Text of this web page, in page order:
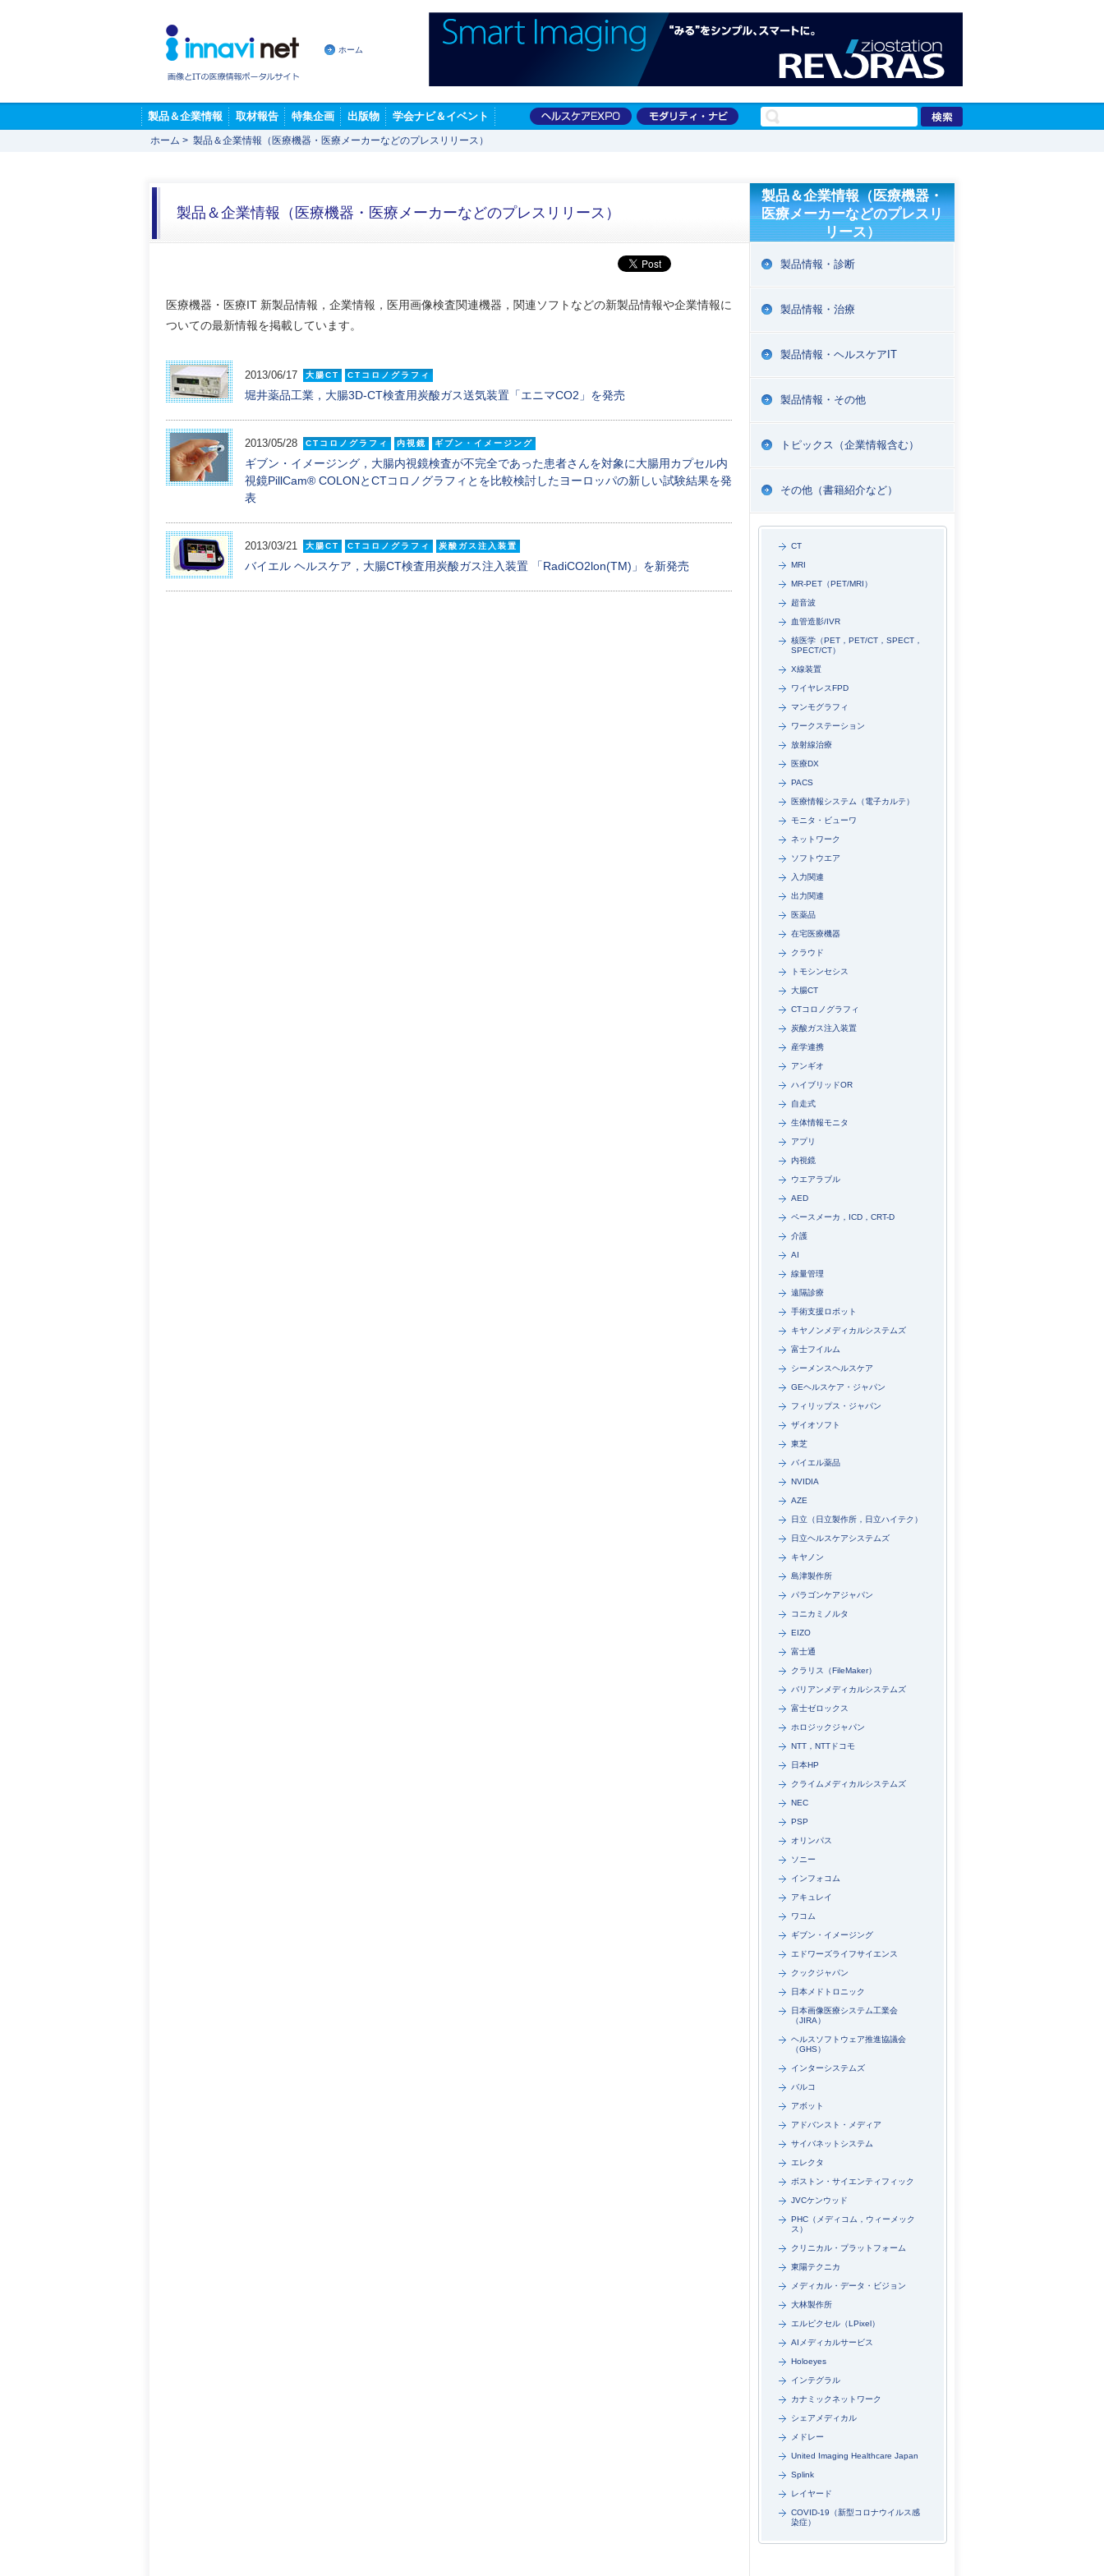
ホーム
製品＆企業情報 取材報告 特集企画 出版物 学会ナビ＆イベント
ホーム > 製品＆企業情報（医療機器・医療メーカーなどのプレスリリース）
製品＆企業情報（医療機器・医療メーカーなどのプレスリリース）
医療機器・医療IT 新製品情報，企業情報，医用画像検査関連機器，関連ソフトなどの新製品情報や企業情報に
ついての最新情報を掲載しています。
2013/06/17 大腸CT CTコロノグラフィ
堀井薬品工業，大腸3D-CT検査用炭酸ガス送気装置「エニマCO2」を発売
2013/05/28 CTコロノグラフィ 内視鏡 ギブン・イメージング
ギブン・イメージング，大腸内視鏡検査が不完全であった患者さんを対象に大腸用カプセル内
視鏡PillCam® COLONとCTコロノグラフィとを比較検討したヨーロッパの新しい試験結果を発
表
2013/03/21 大腸CT CTコロノグラフィ 炭酸ガス注入装置
バイエル ヘルスケア，大腸CT検査用炭酸ガス注入装置 「RadiCO2lon(TM)」を新発売
製品＆企業情報（医療機器・
医療メーカーなどのプレスリ
リース）
製品情報・診断
製品情報・治療
製品情報・ヘルスケアIT
製品情報・その他
トピックス（企業情報含む）
その他（書籍紹介など）
CT
MRI
MR-PET（PET/MRI）
超音波
血管造影/IVR
核医学（PET，PET/CT，SPECT，
SPECT/CT）
X線装置
ワイヤレスFPD
マンモグラフィ
ワークステーション
放射線治療
医療DX
PACS
医療情報システム（電子カルテ）
モニタ・ビューワ
ネットワーク
ソフトウエア
入力関連
出力関連
医薬品
在宅医療機器
クラウド
トモシンセシス
大腸CT
CTコロノグラフィ
炭酸ガス注入装置
産学連携
アンギオ
ハイブリッドOR
自走式
生体情報モニタ
アプリ
内視鏡
ウエアラブル
AED
ペースメーカ，ICD，CRT-D
介護
AI
線量管理
遠隔診療
手術支援ロボット
キヤノンメディカルシステムズ
富士フイルム
シーメンスヘルスケア
GEヘルスケア・ジャパン
フィリップス・ジャパン
ザイオソフト
東芝
バイエル薬品
NVIDIA
AZE
日立（日立製作所，日立ハイテク）
日立ヘルスケアシステムズ
キヤノン
島津製作所
パラゴンケアジャパン
コニカミノルタ
EIZO
富士通
クラリス（FileMaker）
バリアンメディカルシステムズ
富士ゼロックス
ホロジックジャパン
NTT，NTTドコモ
日本HP
クライムメディカルシステムズ
NEC
PSP
オリンパス
ソニー
インフォコム
アキュレイ
ワコム
ギブン・イメージング
エドワーズライフサイエンス
クックジャパン
日本メドトロニック
日本画像医療システム工業会
（JIRA）
ヘルスソフトウェア推進協議会
（GHS）
インターシステムズ
バルコ
アボット
アドバンスト・メディア
サイバネットシステム
エレクタ
ボストン・サイエンティフィック
JVCケンウッド
PHC（メディコム，ウィーメック
ス）
クリニカル・プラットフォーム
東陽テクニカ
メディカル・データ・ビジョン
大林製作所
エルピクセル（LPixel）
AIメディカルサービス
Holoeyes
インテグラル
カナミックネットワーク
シェアメディカル
メドレー
United Imaging Healthcare Japan
Splink
レイヤード
COVID-19（新型コロナウイルス感
染症）